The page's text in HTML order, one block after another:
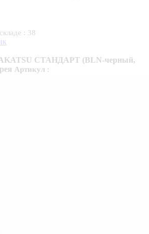
: 38
СТАНДАРТ (BLN-черный,
Артикул :